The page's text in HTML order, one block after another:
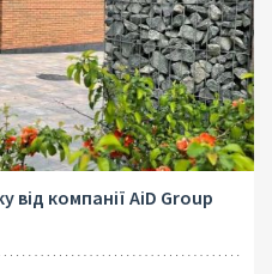
від компанії AiD Group